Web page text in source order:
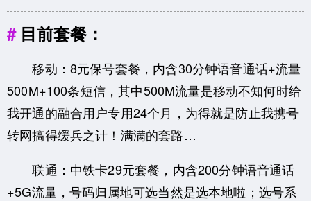
目前套餐：
移动：8元保号套餐，内含30分钟语音通话+流量
500M+100条短信，其中500M流量是移动不知何时给
我开通的融合用户专用24个月，为得就是防止我携号
转网搞得缓兵之计！满满的套路…
联通：中铁卡29元套餐，内含200分钟语音通话
+5G流量，号码归属地可选当然是选本地啦；选号系